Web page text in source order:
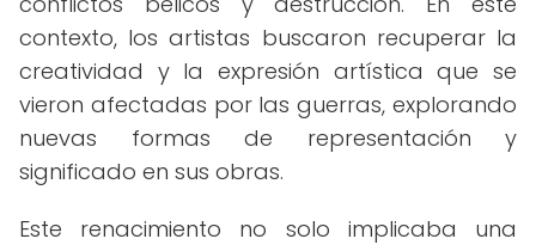
contexto, los artistas buscaron recuperar la
creatividad y la expresión artística que se
vieron afectadas por las guerras, explorando
nuevas formas de representación y
significado en sus obras.
Este renacimiento no solo implicaba una